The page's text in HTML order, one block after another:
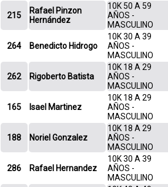
215
Rafael Pinzon
Hernández
10K 50 A 59
AÑOS -
MASCULINO
264 Benedicto Hidrogo
10K 30 A 39
AÑOS -
MASCULINO
262 Rigoberto Batista
10K 18 A 29
AÑOS -
MASCULINO
165 Isael Martinez
10K 18 A 29
AÑOS -
MASCULINO
188 Noriel Gonzalez
10K 18 A 29
AÑOS -
MASCULINO
286 Rafael Hernandez
10K 30 A 39
AÑOS -
MASCULINO